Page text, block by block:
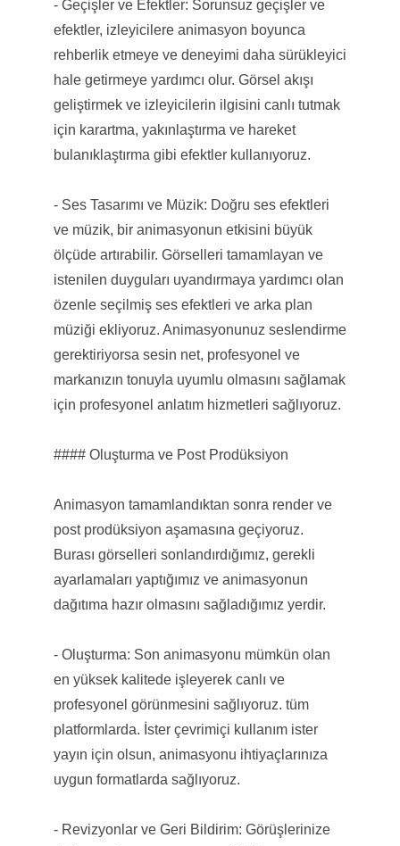
- Geçişler ve Efektler: Sorunsuz geçişler ve
efektler, izleyicilere animasyon boyunca
rehberlik etmeye ve deneyimi daha sürükleyici
hale getirmeye yardımcı olur. Görsel akışı
geliştirmek ve izleyicilerin ilgisini canlı tutmak
için karartma, yakınlaştırma ve hareket
bulanıklaştırma gibi efektler kullanıyoruz.
- Ses Tasarımı ve Müzik: Doğru ses efektleri
ve müzik, bir animasyonun etkisini büyük
ölçüde artırabilir. Görselleri tamamlayan ve
istenilen duyguları uyandırmaya yardımcı olan
özenle seçilmiş ses efektleri ve arka plan
müziği ekliyoruz. Animasyonunuz seslendirme
gerektiriyorsa sesin net, profesyonel ve
markanızın tonuyla uyumlu olmasını sağlamak
için profesyonel anlatım hizmetleri sağlıyoruz.
#### Oluşturma ve Post Prodüksiyon
Animasyon tamamlandıktan sonra render ve
post prodüksiyon aşamasına geçiyoruz.
Burası görselleri sonlandırdığımız, gerekli
ayarlamaları yaptığımız ve animasyonun
dağıtıma hazır olmasını sağladığımız yerdir.
- Oluşturma: Son animasyonu mümkün olan
en yüksek kalitede işleyerek canlı ve
profesyonel görünmesini sağlıyoruz. tüm
platformlarda. İster çevrimiçi kullanım ister
yayın için olsun, animasyonu ihtiyaçlarınıza
uygun formatlarda sağlıyoruz.
- Revizyonlar ve Geri Bildirim: Görüşlerinize